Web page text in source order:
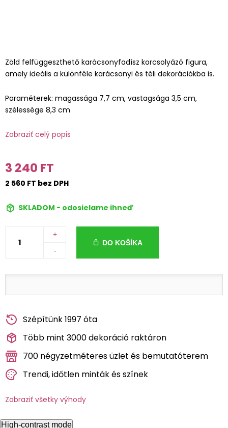
Zöld felfüggeszthető karácsonyfadísz korcsolyázó figura,
amely ideális a különféle karácsonyi és téli dekorációkba is.
Paraméterek: magassága 7,7 cm, vastagsága 3,5 cm,
szélessége 8,3 cm
Zobraziť celý popis
3 240 FT
2 560 FT bez DPH
SKLADOM - odosielame ihneď
+
-
DO KOŠÍKA
Szépítünk 1997 óta
Több mint 3000 dekoráció raktáron
700 négyzetméteres üzlet és bemutatóterem
Trendi, időtlen minták és színek
Zobraziť všetky výhody
High-contrast mode